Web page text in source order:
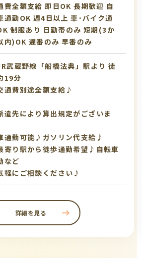
費全額支給 即日OK 長期歓迎 自
通勤OK 週4日以上 車･バイク通
制服あり 日勤帯のみ 短期(3か
内)OK 遅番のみ 早番のみ
武蔵野線「船橋法典」駅より 徒
19分
費別途全額支給♪
遣先により算出規定がございま
通勤可能♪ガソリン代支給♪
り駅から徒歩通勤希望♪自転車
など
軽にご相談ください♪
詳細を見る